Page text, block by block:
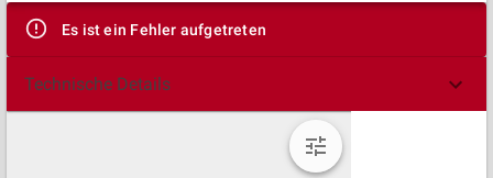
Es ist ein Fehler aufgetreten
Technische Details